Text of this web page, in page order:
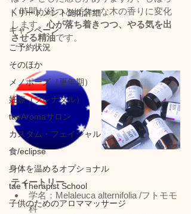
トリートメント施術詳細
キャンペーン
ご予約状況
そのほか
メノポーズ（更年期）
妊娠（プレナタル）
taeAromaサロン
カスタム・フェイシャル
食/eclipse
身体を温めるオプショナル
tae Therapist School
子供のためのアロママッサージ
く時間が経つとビターな木の香りに変化
します。 心が落ち着きつつ、やる気を出
させる精油です。
ティートリー
学名：Melaleuca alternifolia /フトモモ
科